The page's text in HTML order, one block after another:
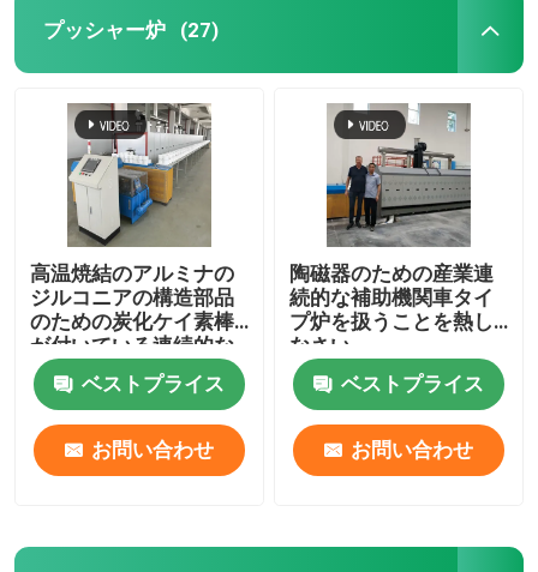
乾燥炉
熱処理炉
プッシャー炉 (27)
高温焼結のアルミナの
ジルコニアの構造部品
のための炭化ケイ素棒
が付いている連続的な
補助機関車炉
ベストプライス
お問い合わせ
陶磁器のための産業連
続的な補助機関車タイ
プ炉を扱うことを熱し
なさい
ベストプライス
お問い合わせ